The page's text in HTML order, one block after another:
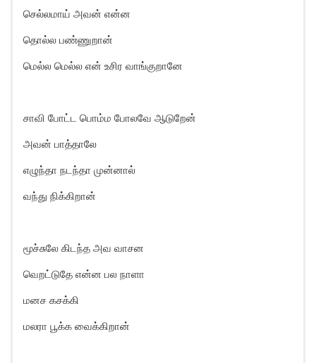
செல்லமாய் அவன் என்ன
தொல்ல பண்ணுறான்
மெல்ல மெல்ல என் உசிர வாங்குறானே
சாவி போட்ட பொம்ம போலவே ஆடுறேன்
அவன் பாத்தாலே
எழுந்தா நடந்தா முன்னால்
வந்து நிக்கிறான்
மூச்சுலே கிடந்த அவ வாசன
வெறட்டுதே என்ன பல நாளா
மனச கசக்கி
மலரா பூக்க வைக்கிறான்